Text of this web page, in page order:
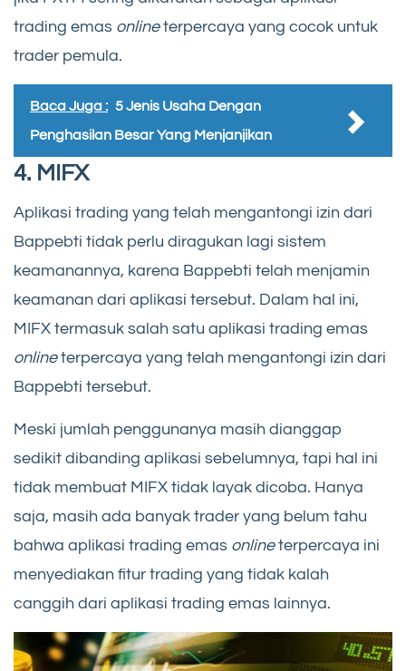
trading emas onlineterpercaya yang cocok untuk
trader pemula.
Baca Juga : 5 Jenis Usaha Dengan
Penghasilan Besar Yang Menjanjikan
4. MIFX
Aplikasi trading yang telah mengantongi izin dari
Bappebti tidak perlu diragukan lagi sistem
keamanannya, karena Bappebti telah menjamin
keamanan dari aplikasi tersebut. Dalam hal ini,
MIFX termasuk salah satu aplikasi trading emas
onlineterpercaya yang telah mengantongi izin dari
Bappebti tersebut.
Meski jumlah penggunanya masih dianggap
sedikit dibanding aplikasi sebelumnya, tapi hal ini
tidak membuat MIFX tidak layak dicoba. Hanya
saja, masih ada banyak trader yang belum tahu
bahwa aplikasi trading emas onlineterpercaya ini
menyediakan fitur trading yang tidak kalah
canggih dari aplikasi trading emas lainnya.